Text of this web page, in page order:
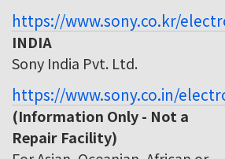
https://www.sony.co.kr/
INDIA
Sony India Pvt. Ltd.
https://www.sony.co.in/
(Information Only - Not a
Repair Facility)